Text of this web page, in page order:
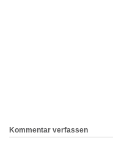
Kommentar verfassen